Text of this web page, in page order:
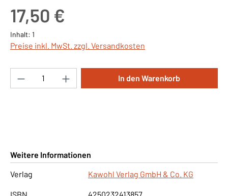
17,50 €
Inhalt: 1
Preise inkl. MwSt. zzgl. Versandkosten
Produkt Anzahl: Gib den gewünschten
In den Warenkorb
Weitere Informationen
Verlag
Kawohl Verlag GmbH & Co. KG
ISBN 4250232413857